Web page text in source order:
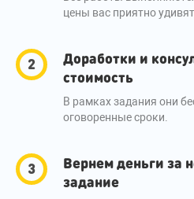
цены вас приятно
Доработки и
стоимость
В рамках задания они
оговоренные сроки.
Вернем деньги за
задание